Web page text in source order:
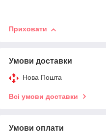
Приховати
Умови доставки
Нова Пошта
Всі умови доставки
Умови оплати